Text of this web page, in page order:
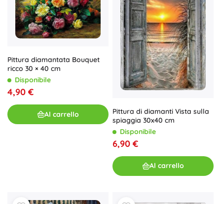
Pittura diamantata Bouquet
ricco 30 × 40 cm
Disponibile
4,90 €
Al carrello
Pittura di diamanti Vista sulla
spiaggia 30x40 cm
Disponibile
6,90 €
Al carrello